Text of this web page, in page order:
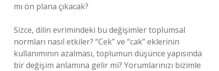
mı ön plana çıkacak?
Sizce, dilin evrimindeki bu değişimler toplumsal
normları nasıl etkiler? “Cek” ve “cak” eklerinin
kullanımının azalması, toplumun düşünce yapısında
bir değişim anlamına gelir mi? Yorumlarınızı bizimle